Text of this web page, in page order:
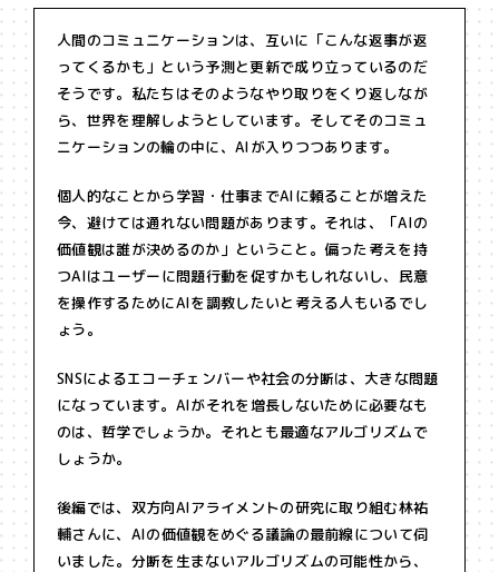
人間のコミュニケーションは、互いに「こんな返事が返
ってくるかも」という予測と更新で成り立っているのだ
そうです。私たちはそのようなやり取りをくり返しなが
ら、世界を理解しようとしています。そしてそのコミュ
ニケーションの輪の中に、AIが入りつつあります。
個人的なことから学習・仕事までAIに頼ることが増えた
今、避けては通れない問題があります。それは、「AIの
価値観は誰が決めるのか」ということ。偏った考えを持
つAIはユーザーに問題行動を促すかもしれないし、民意
を操作するためにAIを調教したいと考える人もいるでし
ょう。
SNSによるエコーチェンバーや社会の分断は、大きな問題
になっています。AIがそれを増長しないために必要なも
のは、哲学でしょうか。それとも最適なアルゴリズムで
しょうか。
後編では、双方向AIアライメントの研究に取り組む林祐
輔さんに、AIの価値観をめぐる議論の最前線について伺
いました。分断を生まないアルゴリズムの可能性から、